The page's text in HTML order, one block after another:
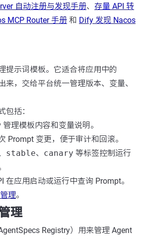
自动注册与发现手册、 存量 API 转
MCP Router 手册 和 Dify 发现 Nacos
提示词模板。它适合将应用中的
来，交给平台统一管理版本、变量、
包括：
理模板内容和变量说明。
Prompt 变更，便于审计和回滚。
stable、 canary 等标签控制运行
在应用启动或运行中查询 Prompt。
理。
理
Registry）用来管理 Agent